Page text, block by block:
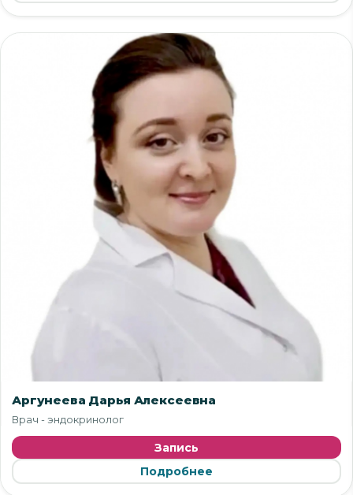
Аргунеева Дарья Алексеевна
Врач - эндокринолог
Запись
Подробнее